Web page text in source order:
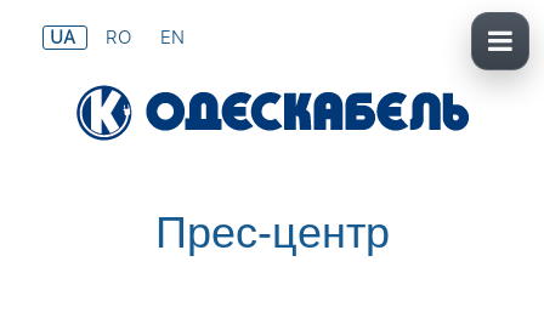
UA RO EN
Прес-центр